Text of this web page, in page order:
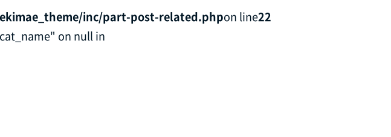
inc/part-post-related.phpon line22
on null in